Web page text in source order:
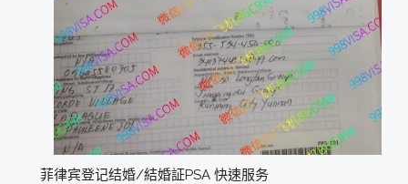
菲律宾登记结婚/結婚証PSA 快速服务